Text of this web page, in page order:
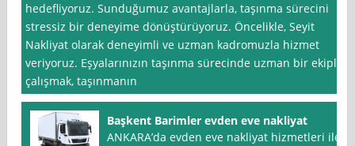
hedefliyoruz. Sunduğumuz avantajlarla, taşınma sürecini
stressiz bir deneyime dönüştürüyoruz. Öncelikle, Seyit
Nakliyat olarak deneyimli ve uzman kadromuzla hizmet
veriyoruz. Eşyalarınızın taşınma sürecinde uzman bir ekiple
çalışmak, taşınmanın
Başkent Barimler evden eve nakliyat
ANKARA’da evden eve nakliyat hizmetleri ile